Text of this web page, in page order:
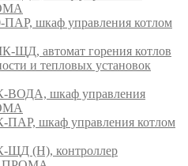
шкаф управления котлом
автомат горения котлов
и тепловых установок
шкаф управления
шкаф управления котлом
(Н), контроллер